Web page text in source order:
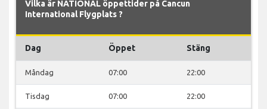
Vilka är NATIONAL öppettider på Cancun
International Flygplats ?
Dag Öppet Stäng
Måndag 07:00 22:00
Tisdag 07:00 22:00